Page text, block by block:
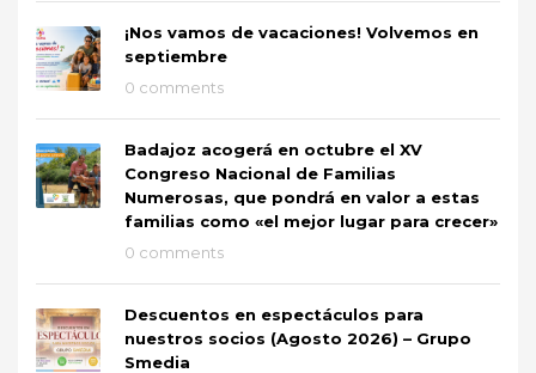
¡Nos vamos de vacaciones! Volvemos en
septiembre
0 comments
Badajoz acogerá en octubre el XV
Congreso Nacional de Familias
Numerosas, que pondrá en valor a estas
familias como «el mejor lugar para crecer»
0 comments
Descuentos en espectáculos para
nuestros socios (Agosto 2026) – Grupo
Smedia